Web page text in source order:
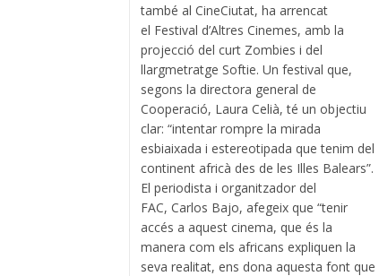
també al CineCiutat, ha arrencat
el Festival d’Altres Cinemes, amb la
projecció del curt Zombies i del
llargmetratge Softie. Un festival que,
segons la directora general de
Cooperació, Laura Celià, té un objectiu
clar: “intentar rompre la mirada
esbiaixada i estereotipada que tenim del
continent africà des de les Illes Balears”.
El periodista i organitzador del
FAC, Carlos Bajo, afegeix que “tenir
accés a aquest cinema, que és la
manera com els africans expliquen la
seva realitat, ens dona aquesta font que